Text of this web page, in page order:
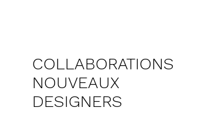
COLLABORATIONS
NOUVEAUX
DESIGNERS